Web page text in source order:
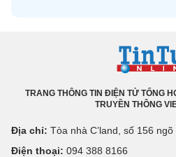
TRANG THÔNG TIN ĐIỆN TỬ TỔNG
TRUYỀN THÔNG
Địa chỉ: Tòa nhà C’land, số 156
Điện thoại: 094 388 8166